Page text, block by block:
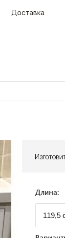
Доставка
Длина: